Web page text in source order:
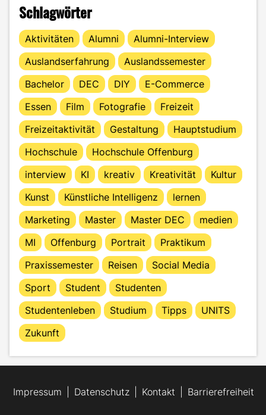
Schlagwörter
Aktivitäten Alumni
Alumni-Interview
Auslandserfahrung
Auslandssemester
Bachelor
DEC DIY
E-Commerce
Essen
Film Fotografie
Freizeit
Freizeitaktivität
Gestaltung
Hauptstudium
Hochschule
Hochschule Offenburg
interview
KI kreativ Kreativität
Kultur
Kunst
Künstliche Intelligenz
lernen
Marketing
Master Master DEC
medien
MI
Offenburg Portrait
Praktikum
Praxissemester
Reisen
Social Media
Sport
Student
Studenten
Studentenleben
Studium Tipps
UNITS
Zukunft
Impressum Datenschutz Kontakt Barrierefreiheit